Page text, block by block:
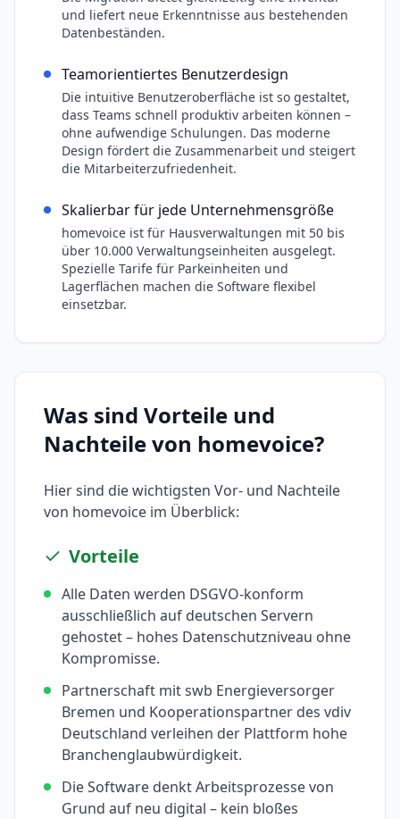
und liefert neue Erkenntnisse aus bestehenden
Datenbeständen.
Teamorientiertes Benutzerdesign
Die intuitive Benutzeroberfläche ist so gestaltet,
dass Teams schnell produktiv arbeiten können –
ohne aufwendige Schulungen. Das moderne
Design fördert die Zusammenarbeit und steigert
die Mitarbeiterzufriedenheit.
Skalierbar für jede Unternehmensgröße
homevoice ist für Hausverwaltungen mit 50 bis
über 10.000 Verwaltungseinheiten ausgelegt.
Spezielle Tarife für Parkeinheiten und
Lagerflächen machen die Software flexibel
einsetzbar.
Was sind Vorteile und
Nachteile von homevoice?
Hier sind die wichtigsten Vor- und Nachteile
von homevoice im Überblick:
Vorteile
Alle Daten werden DSGVO-konform
ausschließlich auf deutschen Servern
gehostet – hohes Datenschutzniveau ohne
Kompromisse.
Partnerschaft mit swb Energieversorger
Bremen und Kooperationspartner des vdiv
Deutschland verleihen der Plattform hohe
Branchenglaubwürdigkeit.
Die Software denkt Arbeitsprozesse von
Grund auf neu digital – kein bloßes